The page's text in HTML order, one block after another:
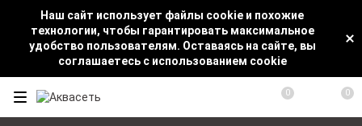
Наш сайт использует файлы cookie и похожие
технологии, чтобы гарантировать максимальное
удобство пользователям. Оставаясь на сайте, вы
соглашаетесь с использованием cookie
0 0